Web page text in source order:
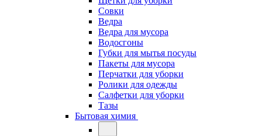
Совки
Ведра
Ведра для мусора
Водосгоны
Губки для мытья посуды
Пакеты для мусора
Перчатки для уборки
Ролики для одежды
Салфетки для уборки
Тазы
Бытовая химия